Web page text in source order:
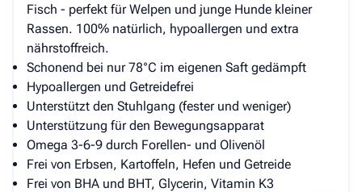
Fisch - perfekt für Welpen und junge Hunde kleiner
Rassen. 100% natürlich, hypoallergen und extra
nährstoffreich.
Schonend bei nur 78°C im eigenen Saft gedämpft
Hypoallergen und Getreidefrei
Unterstützt den Stuhlgang (fester und weniger)
Unterstützung für den Bewegungsapparat
Omega 3-6-9 durch Forellen- und Olivenöl
Frei von Erbsen, Kartoffeln, Hefen und Getreide
Frei von BHA und BHT, Glycerin, Vitamin K3